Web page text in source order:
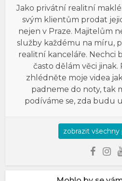
Jako privátní realitní
svým klientům prodat
nejen v Praze. Majitelům
služby každému na míru,
realitní kanceláře. Nechci
často dělám věci jinak.
zhlédněte moje videa
padneme do noty, tak
podíváme se, zda budu
zobrazit všechny